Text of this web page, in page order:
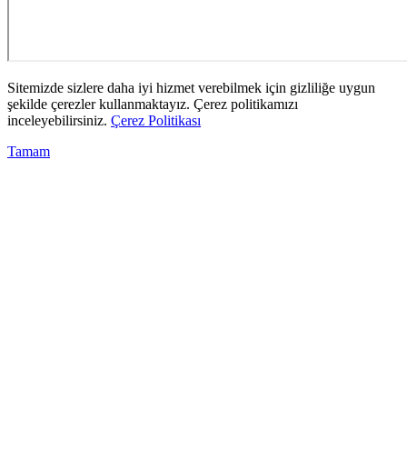
Sitemizde sizlere daha iyi hizmet verebilmek için gizliliğe uygun
şekilde çerezler kullanmaktayız. Çerez politikamızı
inceleyebilirsiniz. Çerez Politikası
Tamam